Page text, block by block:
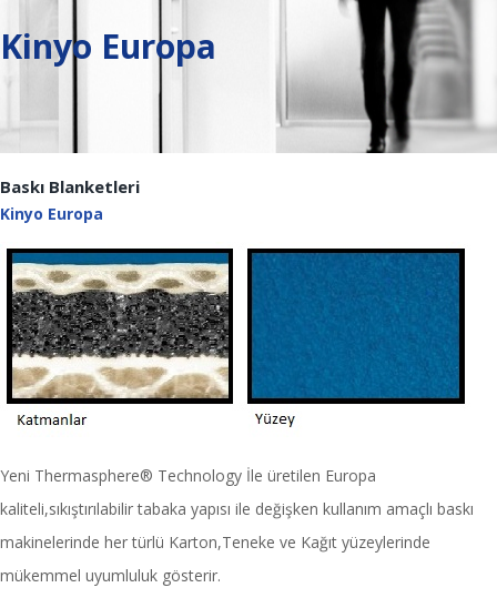
Kinyo Europa
Baskı Blanketleri
Kinyo Europa
Yeni Thermasphere® Technology İle üretilen Europa
kaliteli,sıkıştırılabilir tabaka yapısı ile değişken kullanım amaçlı baskı
makinelerinde her türlü Karton,Teneke ve Kağıt yüzeylerinde
mükemmel uyumluluk gösterir.